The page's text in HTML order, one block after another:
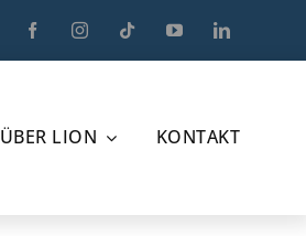
ÜBER LION KONTAKT